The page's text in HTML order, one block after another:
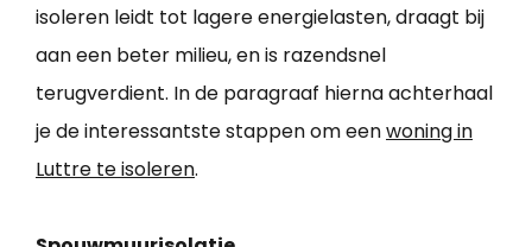
isoleren leidt tot lagere energielasten, draagt bij
aan een beter milieu, en is razendsnel
terugverdient. In de paragraaf hierna achterhaal
je de interessantste stappen om eenwoning in
Luttre te isoleren.